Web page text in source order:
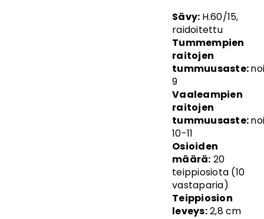
Sävy: H.60/15,
raidoitettu
Tummempien
raitojen
tummuusaste:
9
Vaaleampien
raitojen
tummuusaste:
10-11
Osioiden
määrä: 20
teippiosiota (10
vastaparia)
Teippiosion
leveys:2,8 cm